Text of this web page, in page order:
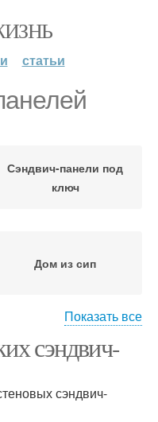
статьи
Сэндвич-панели под
ключ
Дом из сип
сендвич
Показать все
сэндвич-
сэндвич-